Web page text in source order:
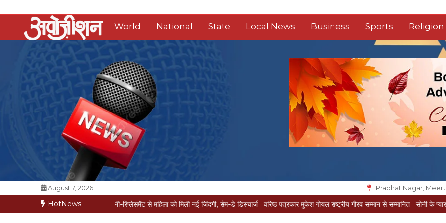
to
content
World National State Local News Business Sports Religion
Opposition Digital
August 7, 2026 Prabhat Nagar,
HotNews
मौत की कगार पर मैक्स में नी-रिप्लेसमेंट से महिला को मिली नई जिंदगी, सेम-डे डिस्चार्ज वरिष्ठ पत्रकार मुकेश गोयल राष्ट्रीय गौरव सम्मान से सम्मानित सोनी के प्यार में दीवानी